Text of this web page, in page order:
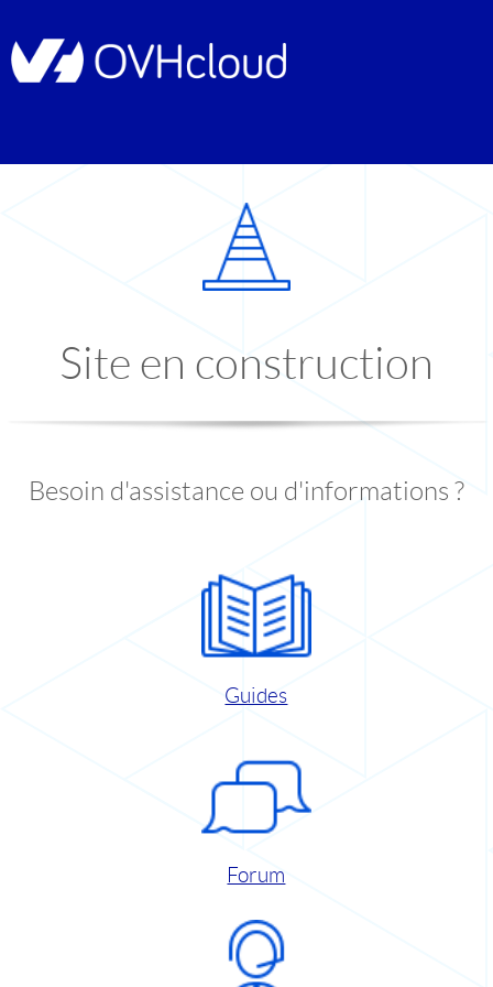
Site en construction
Besoin d'assistance ou d'informations ?
Guides
Forum